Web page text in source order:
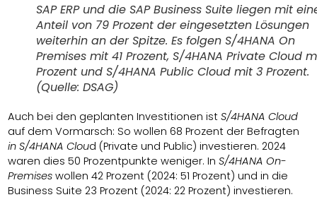
SAP ERP und die SAP Business Suite liegen mit
Anteil von 79 Prozent der eingesetzten Lösungen
weiterhin an der Spitze. Es folgen S/4HANA On
Premises mit 41 Prozent, S/4HANA Private Cloud
Prozent und S/4HANA Public Cloud mit 3 Prozent.
(Quelle: DSAG)
Auch bei den geplanten Investitionen istS/4HANA Cloud
auf dem Vormarsch: So wollen 68 Prozent der Befragten
in S/4HANA Cloud (Private und Public) investieren. 2024
waren dies 50 Prozentpunkte weniger. InS/4HANA On-
Premises wollen 42 Prozent (2024: 51 Prozent) und in die
Business Suite 23 Prozent (2024: 22 Prozent) investieren.